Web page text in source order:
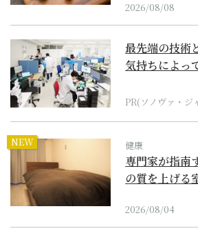
2026/08/08
最先端の技術
気持ちによっ
PR(ソノヴァ・ジ
NEW 健康
専門家が指南
の質を上げる
2026/08/04